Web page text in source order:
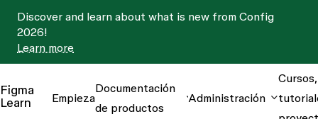
Discover and learn about what is new from Config
2026!
Learn more
Figma
Learn
Empieza
Documentación
de productos
Administración
Cursos,